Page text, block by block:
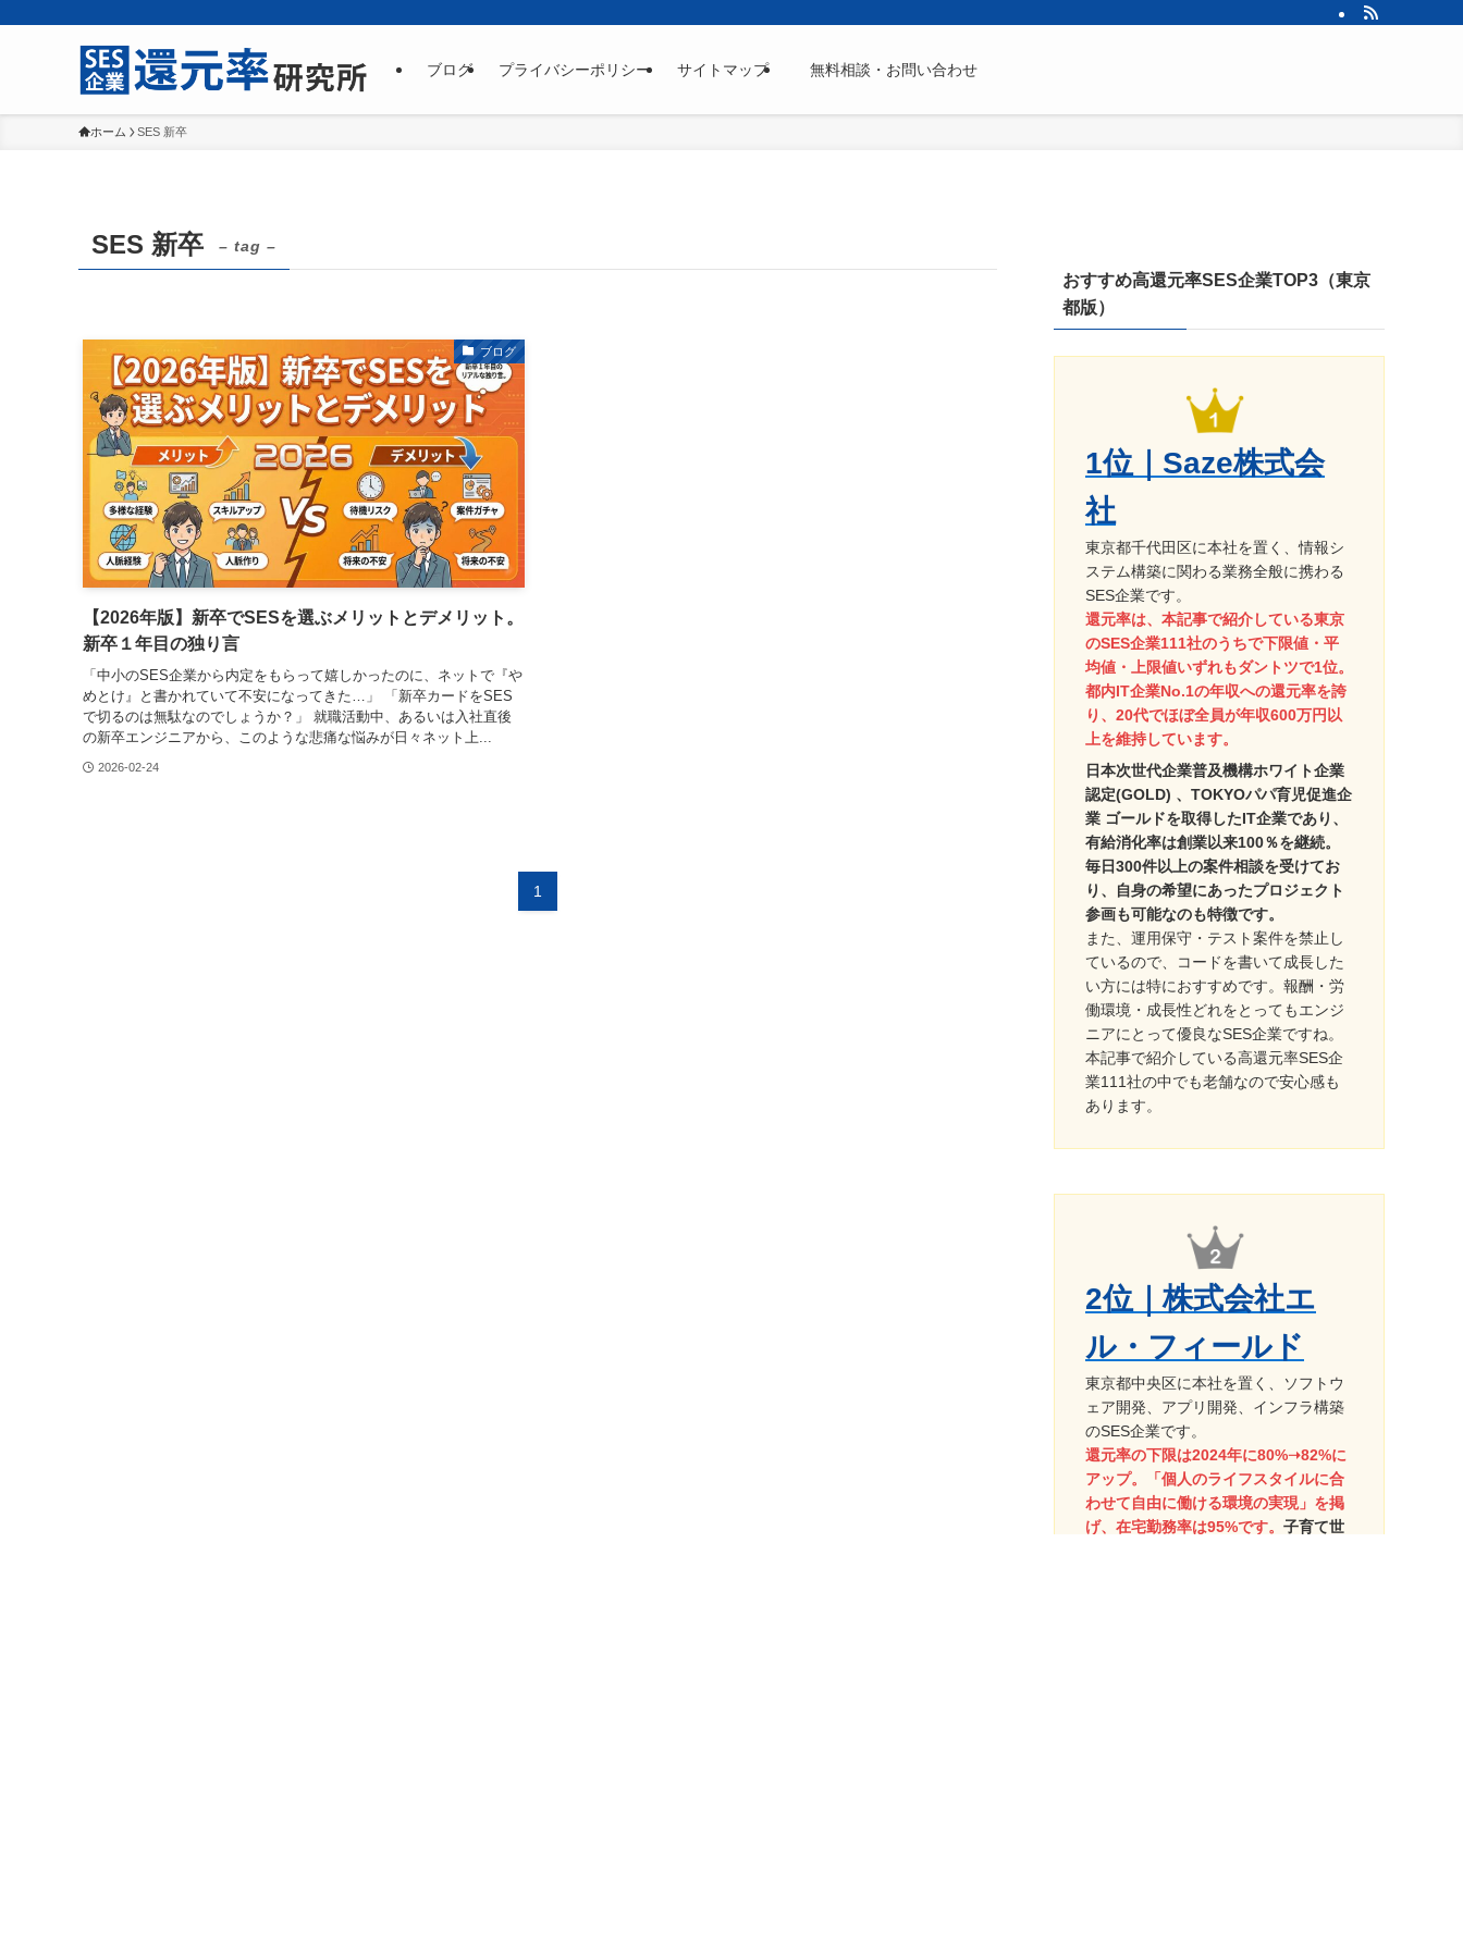
ブログ プライバシーポリシー サイトマップ 無料相談・お問い合わせ
ホーム SES 新卒
SES 新卒 – tag –
ブログ
【2026年版】新卒でSESを選ぶメリットとデメリット。
新卒１年目の独り言
「中小のSES企業から内定をもらって嬉しかったのに、ネットで『や
めとけ』と書かれていて不安になってきた…」 「新卒カードをSES
で切るのは無駄なのでしょうか？」 就職活動中、あるいは入社直後
の新卒エンジニアから、このような悲痛な悩みが日々ネット上...
2026-02-24
1
おすすめ高還元率SES企業TOP3（東京
都版）
1位｜Saze株式会
社
東京都千代田区に本社を置く、情報シ
ステム構築に関わる業務全般に携わる
SES企業です。
還元率は、本記事で紹介している東京
のSES企業111社のうちで下限値・平
均値・上限値いずれもダントツで1位。
都内IT企業No.1の年収への還元率を誇
り、20代でほぼ全員が年収600万円以
上を維持しています。
日本次世代企業普及機構ホワイト企業
認定(GOLD) 、TOKYOパパ育児促進企
業 ゴールドを取得したIT企業であり、
有給消化率は創業以来100％を継続。
毎日300件以上の案件相談を受けてお
り、自身の希望にあったプロジェクト
参画も可能なのも特徴です。
また、運用保守・テスト案件を禁止し
ているので、コードを書いて成長した
い方には特におすすめです。報酬・労
働環境・成長性どれをとってもエンジ
ニアにとって優良なSES企業ですね。
本記事で紹介している高還元率SES企
業111社の中でも老舗なので安心感も
あります。
2位｜株式会社エ
ル・フィールド
東京都中央区に本社を置く、ソフトウ
ェア開発、アプリ開発、インフラ構築
のSES企業です。
還元率の下限は2024年に80%➝82%に
アップ。「個人のライフスタイルに合
わせて自由に働ける環境の実現」を掲
げ、在宅勤務率は95%です。 子育て世